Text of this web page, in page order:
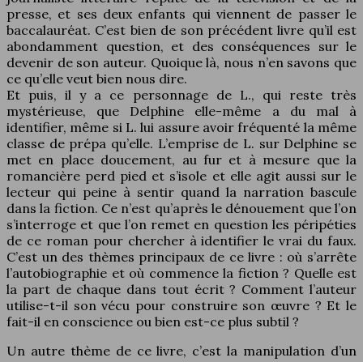
presse, et ses deux enfants qui viennent de passer le
baccalauréat. C’est bien de son précédent livre qu’il est
abondamment question, et des conséquences sur le
devenir de son auteur. Quoique là, nous n’en savons que
ce qu’elle veut bien nous dire.
Et puis, il y a ce personnage de L., qui reste très
mystérieuse, que Delphine elle-même a du mal à
identifier, même si L. lui assure avoir fréquenté la même
classe de prépa qu’elle. L’emprise de L. sur Delphine se
met en place doucement, au fur et à mesure que la
romancière perd pied et s’isole et elle agit aussi sur le
lecteur qui peine à sentir quand la narration bascule
dans la fiction. Ce n’est qu’après le dénouement que l’on
s’interroge et que l’on remet en question les péripéties
de ce roman pour chercher à identifier le vrai du faux.
C’est un des thèmes principaux de ce livre : où s’arrête
l’autobiographie et où commence la fiction ? Quelle est
la part de chaque dans tout écrit ? Comment l’auteur
utilise-t-il son vécu pour construire son œuvre ? Et le
fait-il en conscience ou bien est-ce plus subtil ?
Un autre thème de ce livre, c’est la manipulation d’un